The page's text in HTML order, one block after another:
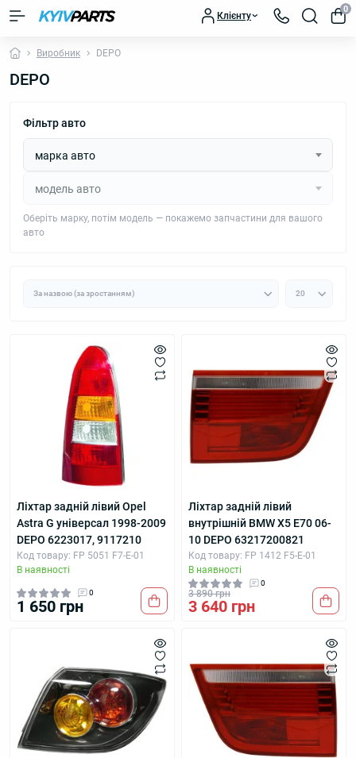
Клієнту
0
Виробник DEPO
DEPO
Фільтр авто
марка авто
модель авто
Оберіть марку, потім модель — покажемо запчастини для вашого
авто
Ліхтар задній лівий Opel
Astra G універсал 1998-2009
DEPO 6223017, 9117210
Код товару: FP 5051 F7-E-01
В наявності
0
1 650 грн
Ліхтар задній лівий
внутрішній BMW X5 E70 06-
10 DEPO 63217200821
Код товару: FP 1412 F5-E-01
В наявності
0
3 890 грн
3 640 грн